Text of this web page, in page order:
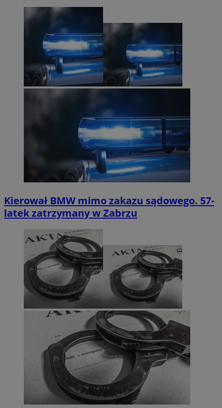
Kierował BMW mimo zakazu sądowego. 57-
latek zatrzymany w Zabrzu